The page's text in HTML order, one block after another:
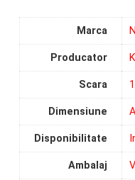
Marca
Producator
Scara
Dimensiune
Disponibilitate
Ambalaj